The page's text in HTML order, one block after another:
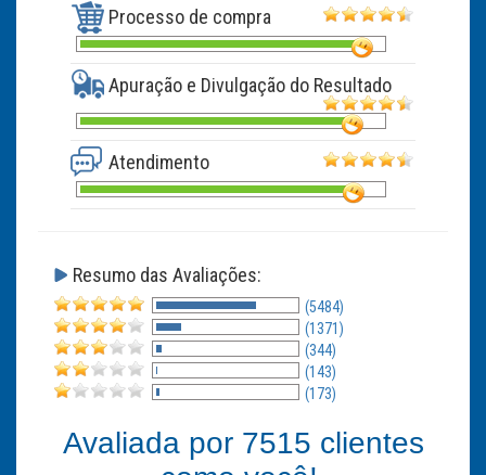
Processo de compra
Apuração e Divulgação do Resultado
Atendimento
Resumo das Avaliações:
(5484)
(1371)
(344)
(143)
(173)
Avaliada por 7515 clientes